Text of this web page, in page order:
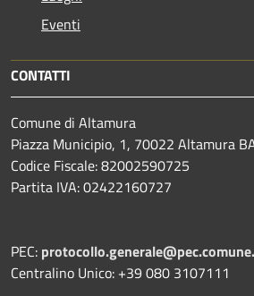
Eventi
CONTATTI
Comune di Altamura
Piazza Municipio, 1, 70022 Altamura
Codice Fiscale: 82002590725
Partita IVA: 02422160727
PEC:
Centralino Unico: +39 080 3107111